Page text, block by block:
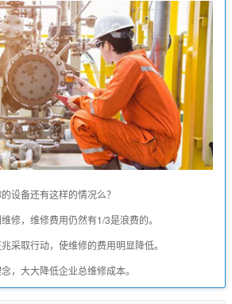
设备还有这样的情况么？
修，维修费用仍然有1/3是浪费的。
采取行动，使维修的费用明显降低。
，大大降低企业总维修成本。